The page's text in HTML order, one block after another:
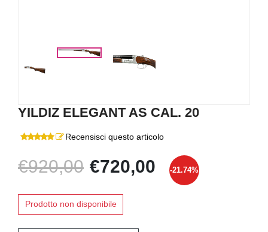
YILDIZ ELEGANT AS CAL. 20
Recensisci questo articolo
€920,00 €720,00 -21.74%
Prodotto non disponibile